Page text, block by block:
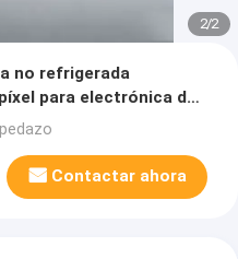
2/2
no refrigerada
para electrónica de
Contactar ahora